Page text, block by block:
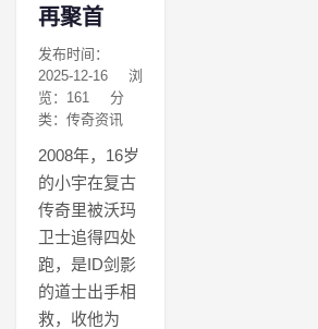
再聚首
发布时间：
2025-12-16
浏
览：161
分
类：传奇资讯
2008年，16岁
的小宇在复古
传奇里被沃玛
卫士追得四处
跑，是ID剑影
的道士出手相
救，收他为